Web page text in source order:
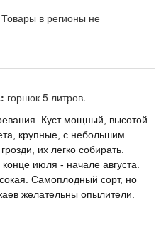
в регионы не
горшок 5 литров.
Куст мощный, высотой
крупные, с небольшим
их легко собирать.
конце июля - начале августа.
Самоплодный сорт, но
желательны опылители.